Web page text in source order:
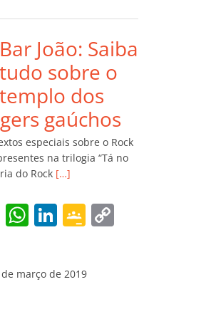
A
p
p
dI
n
e
Cl
a
ss
ro
o
m
Li
n
k
Bar João: Saiba
tudo sobre o
templo dos
gaúchos
especiais sobre o Rock
na trilogia “Tá no
do Rock […]
E
l
W
s
Li
e
G
gl
de março de 2019